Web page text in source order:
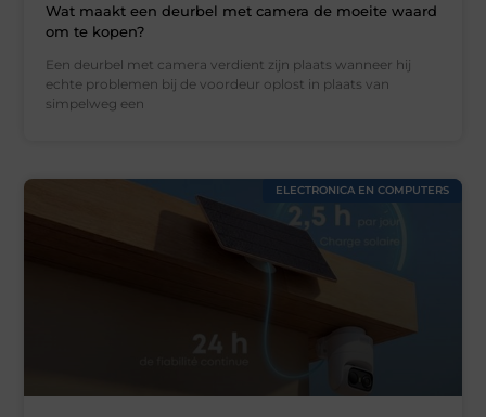
Wat maakt een deurbel met camera de moeite waard
om te kopen?
Een deurbel met camera verdient zijn plaats wanneer hij
echte problemen bij de voordeur oplost in plaats van
simpelweg een
ELECTRONICA EN COMPUTERS